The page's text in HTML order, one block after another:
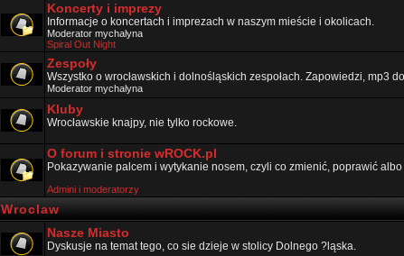
Koncerty i imprezy
Informacje o koncertach i imprezach w naszym mieście i okolicach.
Moderator mychalyna
Spiral Out Night
Zespoły
Wszystko o wrocławskich i dolnośląskich zespołach. Zapowiedzi, mp3
Moderator mychalyna
Kluby
Wrocławskie knajpy, nie tylko rockowe.
O forum i stronie wROCK.pl
Pokazywanie palcem i wytykanie nosem, czyli co zmienić, poprawić
Admini i moderatorzy
Wroclaw
Nasze Miasto
Dyskusje na temat tego, co sie dzieje w stolicy Dolnego ?ląska.